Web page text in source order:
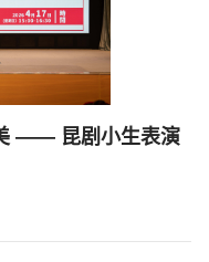
—— 昆剧小生表演